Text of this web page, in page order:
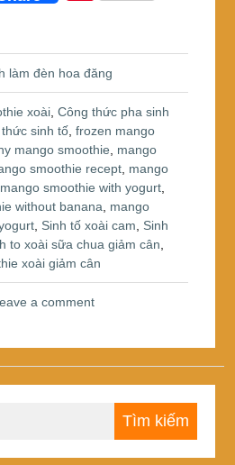
e
st
làm đèn hoa đăng
xoài ,Công thức pha sinh
sinh tố ,frozen mango
mango smoothie
mango
smoothie recept mango
mango smoothie with yogurt,
without banana
mango
, Sinh tố xoài cam
Sinh
to xoài sữa chua giảm cân
xoài giảm cân
a comment